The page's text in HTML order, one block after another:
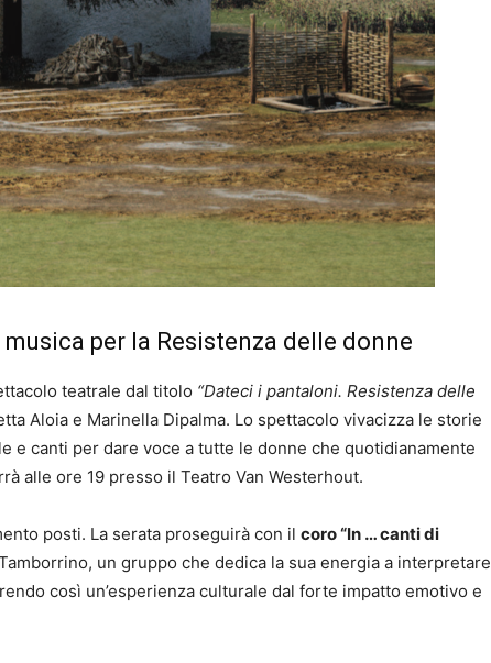
per la Resistenza delle donne
teatrale dal titolo “Dateci i pantaloni. Resistenza delle
Aloia e Marinella Dipalma. Lo spettacolo vivacizza le storie
e canti per dare voce a tutte le donne che quotidianamente
alle ore 19 presso il Teatro Van Westerhout.
posti. La serata proseguirà con il coro “In … canti di
un gruppo che dedica la sua energia a interpretare
così un’esperienza culturale dal forte impatto emotivo e